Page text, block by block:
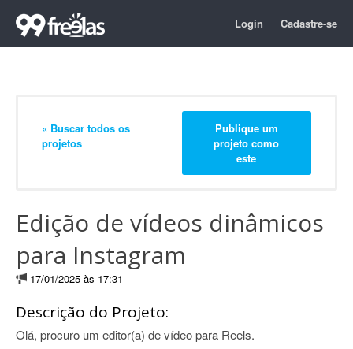
Login Cadastre-se
« Buscar todos os
projetos
Publique um
projeto como
este
Edição de vídeos dinâmicos
para Instagram
17/01/2025 às 17:31
Descrição do Projeto:
Olá, procuro um editor(a) de vídeo para Reels.